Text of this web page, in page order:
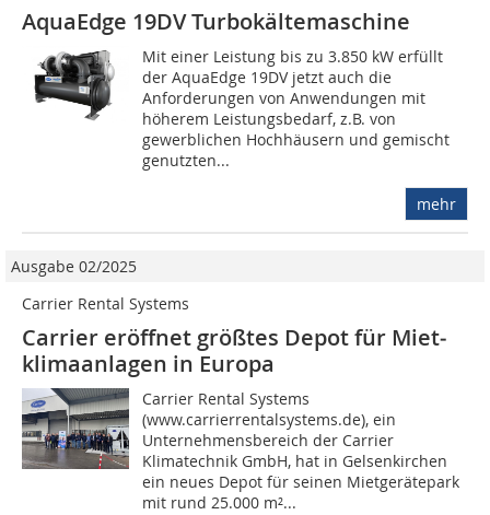
AquaEdge 19DV Turbokältemaschine
Mit einer Leistung bis zu 3.850 kW erfüllt
der AquaEdge 19DV jetzt auch die
Anforderungen von Anwendungen mit
höherem Leistungsbedarf, z.B. von
gewerblichen Hochhäusern und gemischt
genutzten...
mehr
Ausgabe 02/2025
Carrier Rental Systems
Carrier eröffnet größtes Depot für Miet­
klima­anlagen in Europa
Carrier Rental Systems
(www.carrierrentalsystems.de), ein
Unternehmensbereich der Carrier
Klimatechnik GmbH, hat in Gelsenkirchen
ein neues Depot für seinen Mietgerätepark
mit rund 25.000 m²...